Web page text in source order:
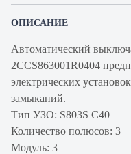
ОПИСАНИЕ
Автоматический
2CCS863001R0404
электрических
замыканий.
Тип УЗО: S803S C40
Количество полюсов: 3
Модуль: 3